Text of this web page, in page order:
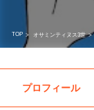
TOP > オサミンティヌス3世 >
プロフィール